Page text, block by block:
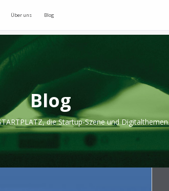
Über uns Blog
Blog
die Startup-Szene und Digitalthemen.